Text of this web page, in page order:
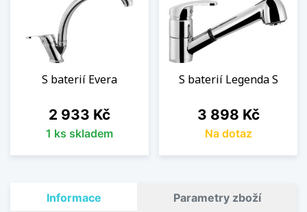
S baterií Evera
Cena
2 933 Kč
1 ks skladem
S baterií Legenda S
Cena
3 898 Kč
Na dotaz
Informace Parametry zboží